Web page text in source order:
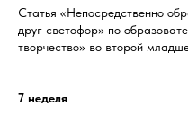
Статья «Непосредственно
друг светофор» по
творчество» во второй
7 неделя